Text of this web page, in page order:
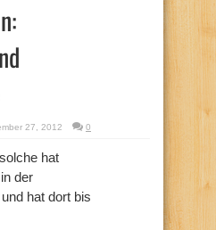
27, 2012 0
hat
der
hat dort bis